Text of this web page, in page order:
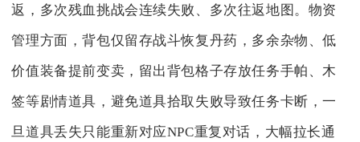
返，多次残血挑战会连续失败、多次往返地图。物资
管理方面，背包仅留存战斗恢复丹药，多余杂物、低
价值装备提前变卖，留出背包格子存放任务手帕、木
签等剧情道具，避免道具拾取失败导致任务卡断，一
旦道具丢失只能重新对应NPC重复对话，大幅拉长通